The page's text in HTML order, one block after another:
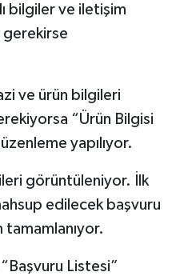
bilgiler ve iletişim
ve ürün bilgileri
“Ürün Bilgisi
yapılıyor.
görüntüleniyor. İlk
edilecek başvuru
Listesi”